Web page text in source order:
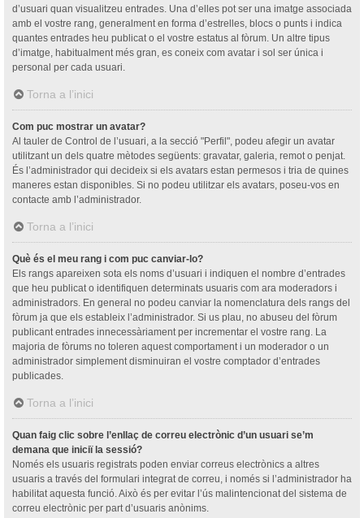
d’usuari quan visualitzeu entrades. Una d’elles pot ser una imatge associada
amb el vostre rang, generalment en forma d’estrelles, blocs o punts i indica
quantes entrades heu publicat o el vostre estatus al fòrum. Un altre tipus
d’imatge, habitualment més gran, es coneix com avatar i sol ser única i
personal per cada usuari.
Torna a l’inici
Com puc mostrar un avatar?
Al tauler de Control de l’usuari, a la secció "Perfil", podeu afegir un avatar
utilitzant un dels quatre mètodes següents: gravatar, galeria, remot o penjat.
És l’administrador qui decideix si els avatars estan permesos i tria de quines
maneres estan disponibles. Si no podeu utilitzar els avatars, poseu-vos en
contacte amb l’administrador.
Torna a l’inici
Què és el meu rang i com puc canviar-lo?
Els rangs apareixen sota els noms d’usuari i indiquen el nombre d’entrades
que heu publicat o identifiquen determinats usuaris com ara moderadors i
administradors. En general no podeu canviar la nomenclatura dels rangs del
fòrum ja que els estableix l’administrador. Si us plau, no abuseu del fòrum
publicant entrades innecessàriament per incrementar el vostre rang. La
majoria de fòrums no toleren aquest comportament i un moderador o un
administrador simplement disminuiran el vostre comptador d’entrades
publicades.
Torna a l’inici
Quan faig clic sobre l’enllaç de correu electrònic d’un usuari se’m
demana que iniciï la sessió?
Només els usuaris registrats poden enviar correus electrònics a altres
usuaris a través del formulari integrat de correu, i només si l’administrador ha
habilitat aquesta funció. Això és per evitar l’ús malintencionat del sistema de
correu electrònic per part d’usuaris anònims.